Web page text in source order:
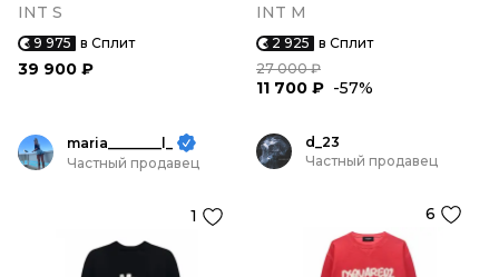
INT S
9 975 в Сплит
39 900 ₽
INT M
2 925 в Сплит
27 000 ₽
11 700 ₽ -57%
maria________l_
Частный продавец
1
d_23
Частный продавец
6